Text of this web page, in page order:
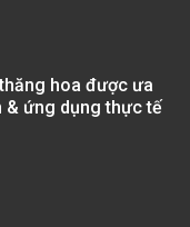
hoa được ưa
& ứng dụng thực tế